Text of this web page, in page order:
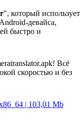
", который использует
девайса,
быстро и
Всё
скоростью и без
| 103,01 Mb